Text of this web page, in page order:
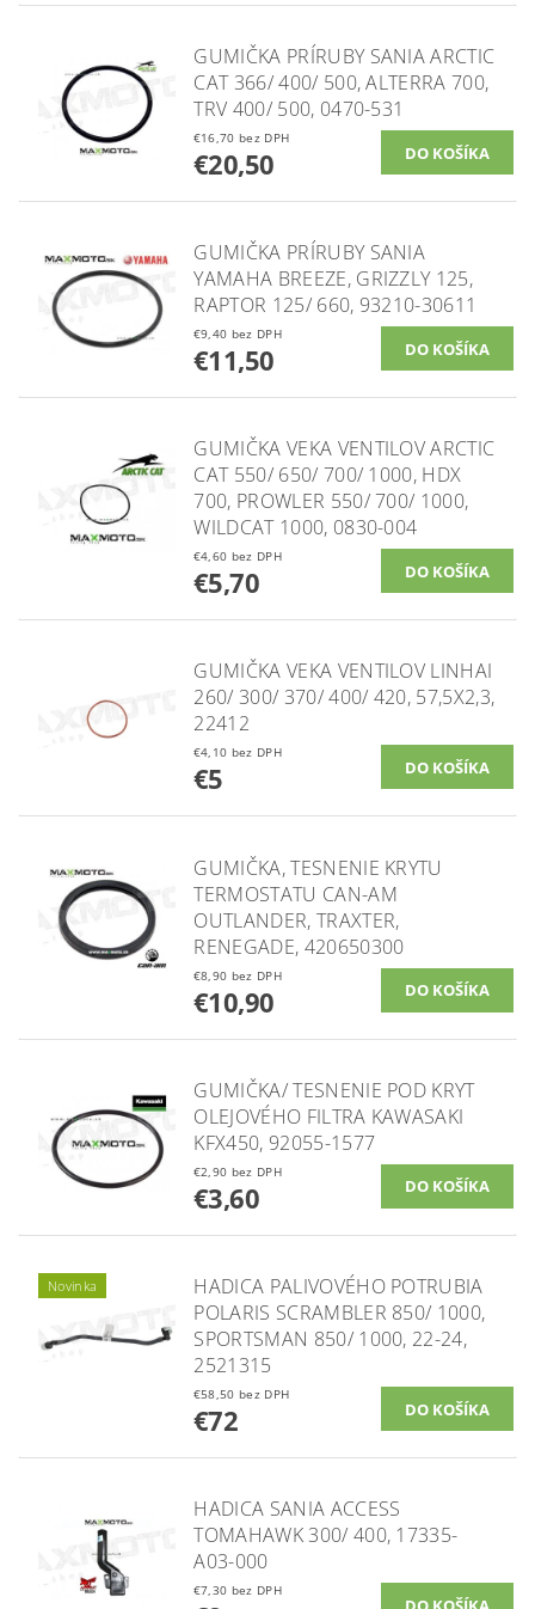
GUMIČKA PRÍRUBY SANIA ARCTIC
CAT 366/ 400/ 500, ALTERRA 700,
TRV 400/ 500, 0470-531
€16,70 bez DPH
€20,50
GUMIČKA PRÍRUBY SANIA
YAMAHA BREEZE, GRIZZLY 125,
RAPTOR 125/ 660, 93210-30611
€9,40 bez DPH
€11,50
GUMIČKA VEKA VENTILOV ARCTIC
CAT 550/ 650/ 700/ 1000, HDX
700, PROWLER 550/ 700/ 1000,
WILDCAT 1000, 0830-004
€4,60 bez DPH
€5,70
GUMIČKA VEKA VENTILOV LINHAI
260/ 300/ 370/ 400/ 420, 57,5X2,3,
22412
€4,10 bez DPH
€5
GUMIČKA, TESNENIE KRYTU
TERMOSTATU CAN-AM
OUTLANDER, TRAXTER,
RENEGADE, 420650300
€8,90 bez DPH
€10,90
GUMIČKA/ TESNENIE POD KRYT
OLEJOVÉHO FILTRA KAWASAKI
KFX450, 92055-1577
€2,90 bez DPH
€3,60
Novinka
HADICA PALIVOVÉHO POTRUBIA
POLARIS SCRAMBLER 850/ 1000,
SPORTSMAN 850/ 1000, 22-24,
2521315
€58,50 bez DPH
€72
HADICA SANIA ACCESS
TOMAHAWK 300/ 400, 17335-
A03-000
€7,30 bez DPH